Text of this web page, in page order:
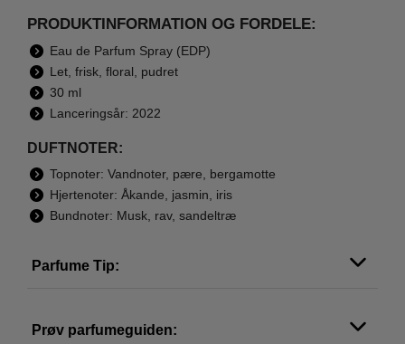
PRODUKTINFORMATION OG FORDELE:
Eau de Parfum Spray (EDP)
Let, frisk, floral, pudret
30 ml
Lanceringsår: 2022
DUFTNOTER:
Topnoter: Vandnoter, pære, bergamotte
Hjertenoter: Åkande, jasmin, iris
Bundnoter: Musk, rav, sandeltræ
Parfume Tip:
Prøv parfumeguiden: